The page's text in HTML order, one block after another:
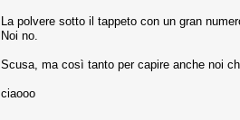
La polvere sotto il tappeto con un gran
Noi no.
Scusa, ma così tanto per capire anche noi
ciaooo